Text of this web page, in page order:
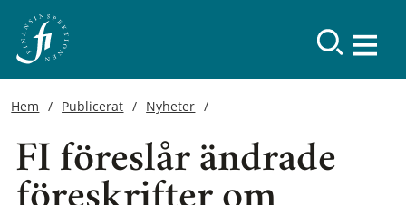
Hem Publicerat Nyheter
FI föreslår ändrade